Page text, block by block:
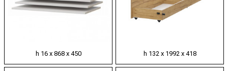
h 16 х 868 х 450 h 132 х 1992 х 418